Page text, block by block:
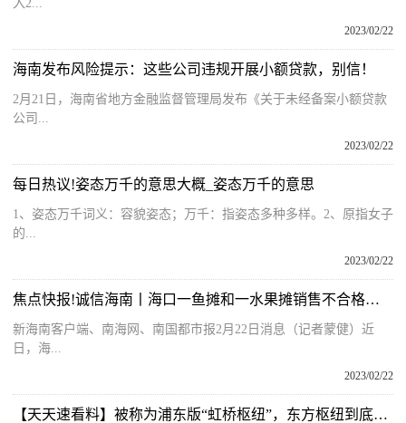
入2...
2023/02/22
海南发布风险提示：这些公司违规开展小额贷款，别信！
2月21日，海南省地方金融监督管理局发布《关于未经备案小额贷款
公司...
2023/02/22
每日热议!姿态万千的意思大概_姿态万千的意思
1、姿态万千词义：容貌姿态；万千：指姿态多种多样。2、原指女子
的...
2023/02/22
焦点快报!诚信海南丨海口一鱼摊和一水果摊销售不合格食品 两案件被移送公安机关侦办
新海南客户端、南海网、南国都市报2月22日消息（记者蒙健）近
日，海...
2023/02/22
【天天速看料】被称为浦东版“虹桥枢纽”，东方枢纽到底是什么？